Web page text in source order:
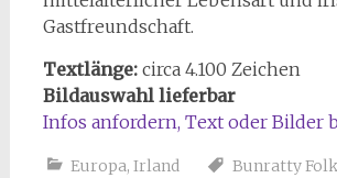
Gastfreundschaft.
Textlänge:circa 4.100 Zeichen
Bildauswahl lieferbar
Infos anfordern, Text oder Bilder
Europa, Irland Bunratty